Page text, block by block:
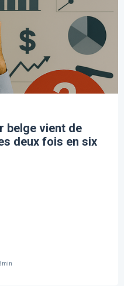
belge vient de
deux fois en six
min